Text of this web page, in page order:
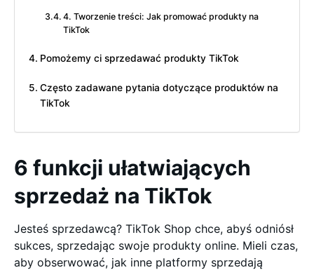
4. Tworzenie treści: Jak promować produkty na
TikTok
Pomożemy ci sprzedawać produkty TikTok
Często zadawane pytania dotyczące produktów na
TikTok
6 funkcji ułatwiających
sprzedaż na TikTok
Jesteś sprzedawcą? TikTok Shop chce, abyś odniósł
sukces, sprzedając swoje produkty online. Mieli czas,
aby obserwować, jak inne platformy sprzedają